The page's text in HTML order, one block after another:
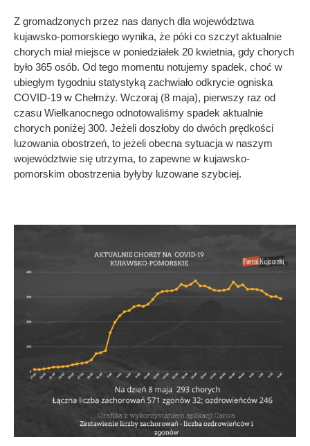
Z gromadzonych przez nas danych dla województwa
kujawsko-pomorskiego wynika, że póki co szczyt aktualnie
chorych miał miejsce w poniedziałek 20 kwietnia, gdy chorych
było 365 osób. Od tego momentu notujemy spadek, choć w
ubiegłym tygodniu statystyką zachwiało odkrycie ogniska
COVID-19 w Chełmży. Wczoraj (8 maja), pierwszy raz od
czasu Wielkanocnego odnotowaliśmy spadek aktualnie
chorych poniżej 300. Jeżeli doszłoby do dwóch prędkości
luzowania obostrzeń, to jeżeli obecna sytuacja w naszym
województwie się utrzyma, to zapewne w kujawsko-
pomorskim obostrzenia byłyby luzowane szybciej.